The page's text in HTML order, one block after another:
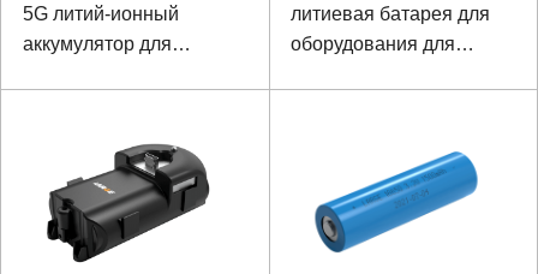
5G литий-ионный
аккумулятор для
литиевая батарея для
оборудования для